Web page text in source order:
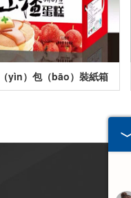
yìn）包（bāo）裝紙箱